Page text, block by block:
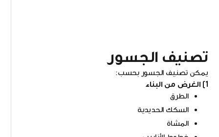
تصنيف الجسور
يمكن تصنيف الجسور بحسب:
1) الغرض من البناء
الطرق
السكك الحديدية
المشاة